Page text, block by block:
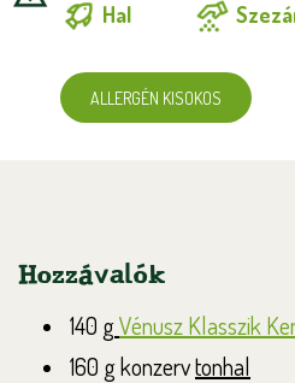
Hal
ALLERGÉN KISOKOS
Hozzávalók
140 gVénusz Klasszik
160 g konzervtonhal